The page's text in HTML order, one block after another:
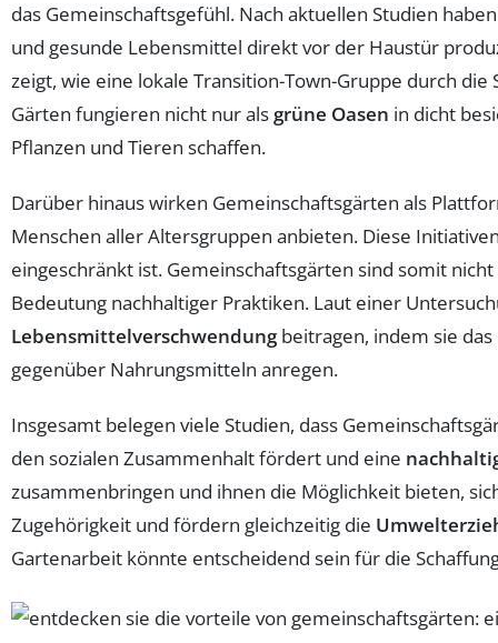
das Gemeinschaftsgefühl. Nach aktuellen Studien
und gesunde Lebensmittel direkt vor der Haustür
zeigt, wie eine lokale Transition-Town-Gruppe durch
Gärten fungieren nicht nur als grüne Oasen in dicht
Pflanzen und Tieren schaffen.
Darüber hinaus wirken Gemeinschaftsgärten als
Menschen aller Altersgruppen anbieten. Diese
eingeschränkt ist. Gemeinschaftsgärten sind somit
Bedeutung nachhaltiger Praktiken. Laut einer
Lebensmittelverschwendungbeitragen, indem sie
gegenüber Nahrungsmitteln anregen.
Insgesamt belegen viele Studien, dass
den sozialen Zusammenhalt fördert und eine
zusammenbringen und ihnen die Möglichkeit bieten,
Zugehörigkeit und fördern gleichzeitig die
Gartenarbeit könnte entscheidend sein für die